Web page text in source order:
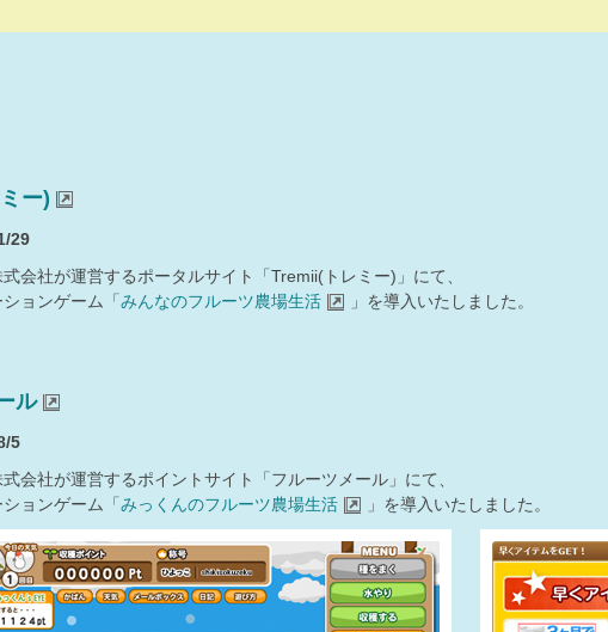
ー)
29
会社が運営するポータルサイト「Tremii(トレミー)」にて、
ョンゲーム「 みんなのフルーツ農場生活 」を導入いたしました。
ル
5
会社が運営するポイントサイト「フルーツメール」にて、
ョンゲーム「 みっくんのフルーツ農場生活 」を導入いたしました。